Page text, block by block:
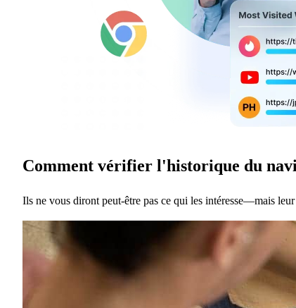
Comment vérifier l'historique du
Ils ne vous diront peut-être pas ce qui les intéresse—mais